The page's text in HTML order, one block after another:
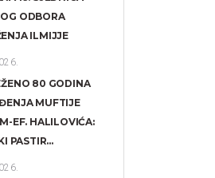
ODBORA
ILMIJJE
80 GODINA
MUFTIJE
EF. HALILOVIĆA:
PASTIR...